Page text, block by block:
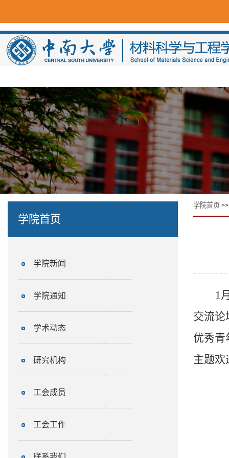
学院首页
学院新闻
学院通知
学术动态
研究机构
工会成员
工会工作
学院首页
1
交流论
优秀青
主题